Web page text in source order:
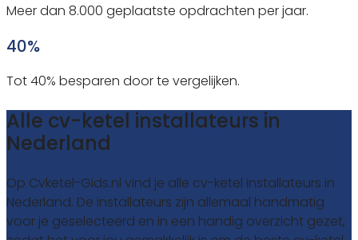
Meer dan 8.000 geplaatste opdrachten per jaar.
40%
Tot 40% besparen door te vergelijken.
Alle cv-ketel installateurs in
Nederland
Op Cvketel-Gids.nl vind je alle cv-ketel installateurs in
Nederland. De installateurs zijn allemaal handmatig
voor je geselecteerd en in een handig overzicht gezet,